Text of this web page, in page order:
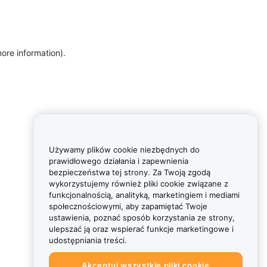
information).
Używamy plików cookie niezbędnych do
prawidłowego działania i zapewnienia
bezpieczeństwa tej strony. Za Twoją zgodą
wykorzystujemy również pliki cookie związane z
funkcjonalnością, analityką, marketingiem i mediami
społecznościowymi, aby zapamiętać Twoje
ustawienia, poznać sposób korzystania ze strony,
ulepszać ją oraz wspierać funkcje marketingowe i
udostępniania treści.